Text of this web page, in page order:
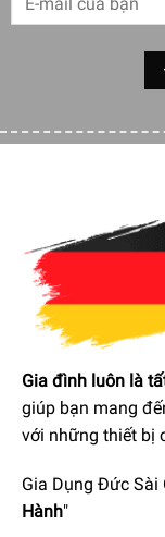
– Đèn chỉ
Chi tiết sản
Tổng quan thiết kế
Máy hút bụi
có kích thước khá
trong quá trình
ngách.
Gia đình luôn là
giúp bạn mang
với những thiết bị
Gia Dụng Đức Sài
Hành"